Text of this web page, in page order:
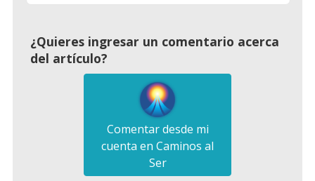
¿Quieres ingresar un comentario acerca
del artículo?
Comentar desde mi
cuenta en Caminos al
Ser